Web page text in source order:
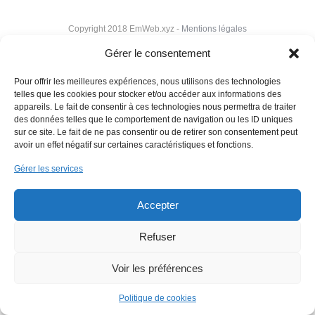
Gérer le consentement
Pour offrir les meilleures expériences, nous utilisons des technologies
telles que les cookies pour stocker et/ou accéder aux informations des
appareils. Le fait de consentir à ces technologies nous permettra de traiter
des données telles que le comportement de navigation ou les ID uniques
sur ce site. Le fait de ne pas consentir ou de retirer son consentement peut
avoir un effet négatif sur certaines caractéristiques et fonctions.
Gérer les services
Accepter
Refuser
Voir les préférences
Politique de cookies
Copyright 2018 EmWeb.xyz - Mentions légales